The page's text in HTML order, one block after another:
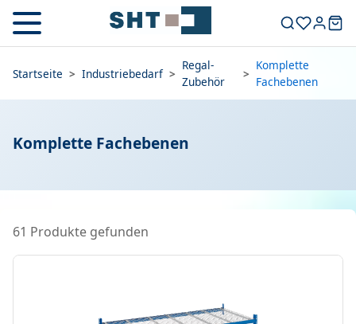
Startseite > Industriebedarf >
Regal-
Zubehör
>
Komplette
Fachebenen
Komplette Fachebenen
61 Produkte gefunden